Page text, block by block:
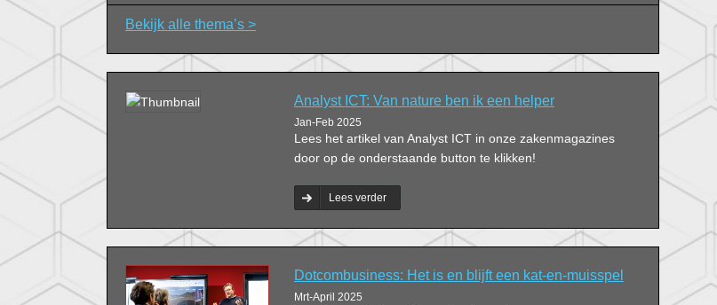
Bekijk alle thema’s >
Analyst ICT: Van nature ben ik een helper
Jan-Feb 2025
Lees het artikel van Analyst ICT in onze zakenmagazines
door op de onderstaande button te klikken!
Lees verder
Dotcombusiness: Het is en blijft een kat-en-muisspel
Mrt-April 2025